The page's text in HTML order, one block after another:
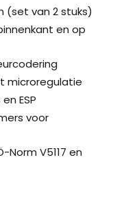
(set van 2 stuks)
en op
microregulatie
ESP
voor
Norm V5117 en